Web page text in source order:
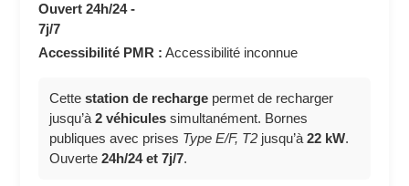
Ouvert 24h/24 -
7j/7
Accessibilité PMR : Accessibilité inconnue
Cettestation de recharge permet de recharger
jusqu’à2 véhicules simultanément. Bornes
publiques avec prises Type E/F, T2 jusqu’à22 kW.
Ouverte24h/24 et 7j/7.